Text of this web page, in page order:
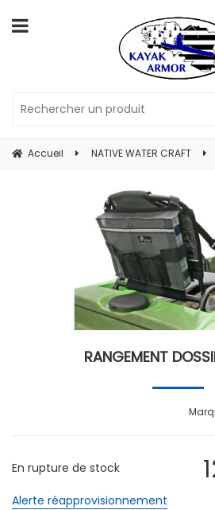
Accueil NATIVE WATER CRAFT
RANGEMENT
En rupture de stock
Alerte réapprovisionnement